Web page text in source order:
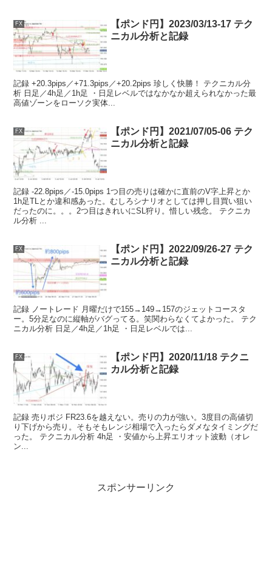
FX
【ポンド円】2023/03/13-17 テク
ニカル分析と記録
記録 +20.3pips／+71.3pips／+20.2pips 珍しく快勝！ テクニカル分
析 日足／4h足／1h足 ・日足レベルではなかなか超えられなかった最
高値ゾーンをローソク実体...
FX
【ポンド円】2021/07/05-06 テク
ニカル分析と記録
記録 -22.8pips／-15.0pips 1つ目の売りは確かに直前のV字上昇とか
1h足TLとか違和感あった。むしろシナリオとしては押し目買い狙い
だったのに。。。2つ目はきれいにSL狩り。惜しい残念。 テクニカ
ル分析 ...
FX
【ポンド円】2022/09/26-27 テク
ニカル分析と記録
記録 ノートレード 月曜だけで155→149→157のジェットコースタ
ー。5分足なのに縦軸がバグってる。笑関わらなくてよかった。 テク
ニカル分析 日足／4h足／1h足 ・日足レベルでは...
FX
【ポンド円】2020/11/18 テクニ
カル分析と記録
記録 売りポジ FR23.6を越えない。売りの力が強い。3度目の高値切
り下げから売り。そもそもレンジ相場で入ったらダメなタイミングだ
った。 テクニカル分析 4h足 ・安値から上昇エリオット波動（オレ
ン...
スポンサーリンク